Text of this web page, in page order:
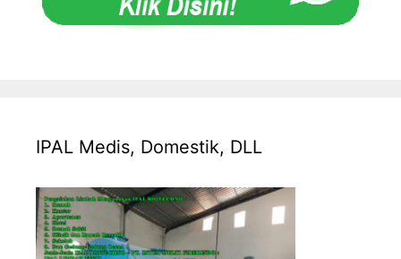
IPAL Medis, Domestik, DLL